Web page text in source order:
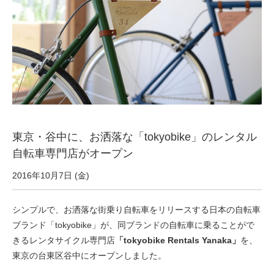
サービス全般
修理・メンテナンス工賃
盗難保証
SpotMateログイン
PB全車種カタログ
Norwayシリーズ
東京・谷中に、お洒落な「tokyobike」のレンタル
自転車専門店がオープン
2016年10月7日 (金)
シンプルで、お洒落な街乗り自転車をリリースする日本の自転車
ブランド「tokyobike」が、同ブランドの自転車に乗ることがで
きるレンタサイクル専門店 「tokyobike Rentals Yanaka」 を、
東京の台東区谷中にオープンしました。